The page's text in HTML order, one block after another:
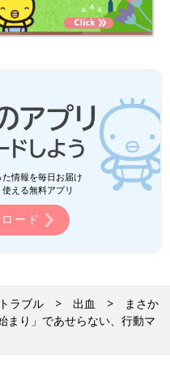
情報を毎日お届け
える無料アプリ
ード
ラブル 出血
まさか
まり」であせらない、行動マ